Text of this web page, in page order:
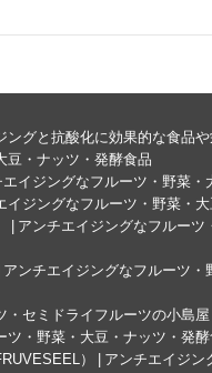
ングと抗酸化に効果的な食品
豆・ナッツ・発酵食品
イジングなフルーツ・野菜・
イジングなフルーツ・野菜・
| アンチエイジングなフルーツ
ンチエイジングなフルーツ・
・セミドライフルーツの小島
ツ・野菜・大豆・ナッツ・発酵
） | アンチエイジン